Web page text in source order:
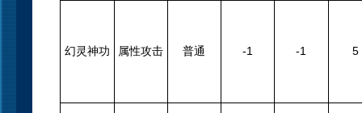
幻灵神功 属性攻击 普通 -1 -1 5